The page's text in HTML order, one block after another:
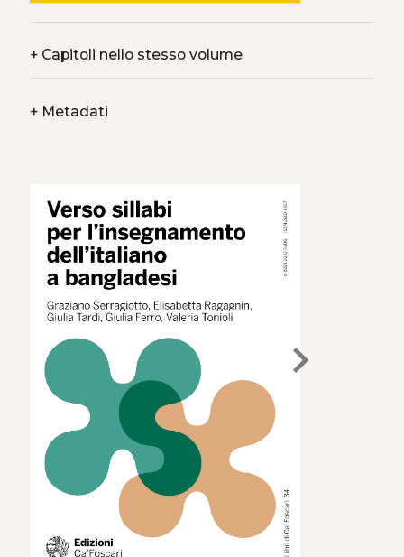
+Capitoli nello stesso volume
+Metadati
chevron_right